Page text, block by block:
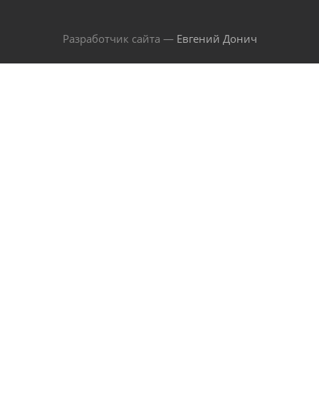
Разработчик сайта — Евгений Донич